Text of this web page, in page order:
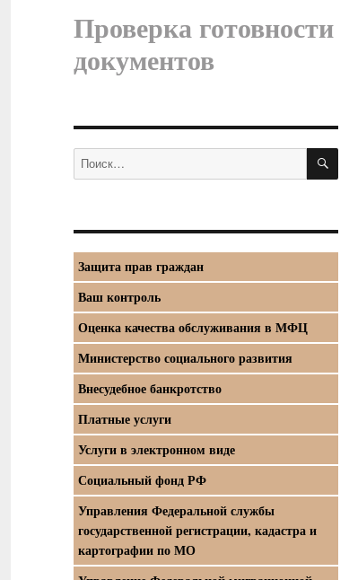
Проверка готовности
документов
Искать:
Защита прав граждан
Ваш контроль
Оценка качества обслуживания в МФЦ
Министерство социального развития
Внесудебное банкротство
Платные услуги
Услуги в электронном виде
Социальный фонд РФ
Управления Федеральной службы
государственной регистрации, кадастра и
картографии по МО